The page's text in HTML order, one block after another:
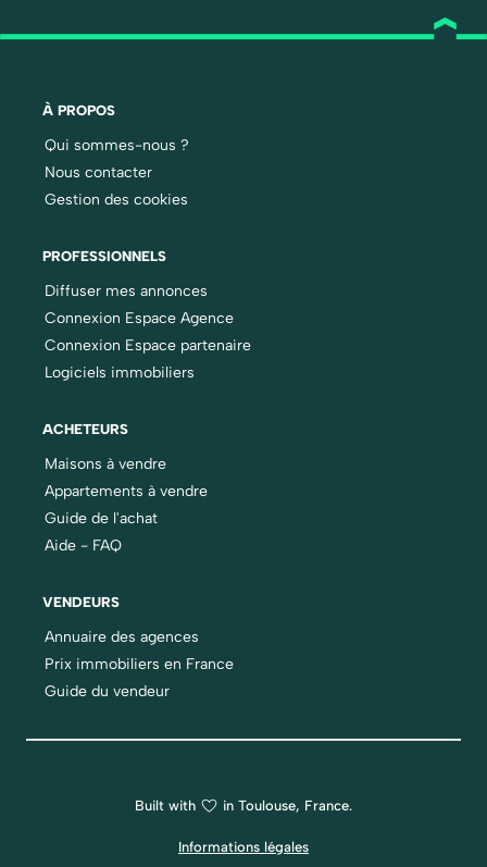
À PROPOS
Qui sommes-nous ?
Nous contacter
Gestion des cookies
PROFESSIONNELS
Diffuser mes annonces
Connexion Espace Agence
Connexion Espace partenaire
Logiciels immobiliers
ACHETEURS
Maisons à vendre
Appartements à vendre
Guide de l'achat
Aide - FAQ
VENDEURS
Annuaire des agences
Prix immobiliers en France
Guide du vendeur
Built with in Toulouse, France.
Informations légales